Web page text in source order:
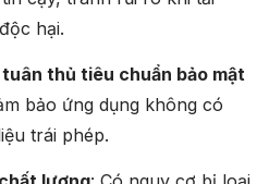
hại.
tuân thủ tiêu chuẩn bảo mật
bảo ứng dụng không có
trái phép.